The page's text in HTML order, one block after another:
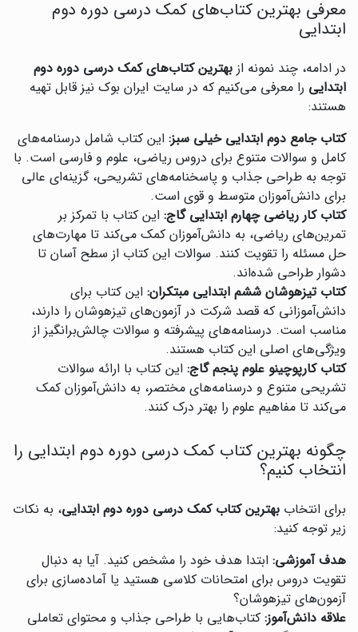
معرفی بهترین کتاب‌های کمک درسی دوره دوم
ابتدایی
در ادامه، چند نمونه از بهترین کتاب‌های کمک درسی دوره دوم
ابتدایی را معرفی می‌کنیم که در سایت ایران بوک نیز قابل تهیه
هستند:
کتاب جامع دوم ابتدایی خیلی سبز: این کتاب شامل درسنامه‌های
کامل و سوالات متنوع برای دروس ریاضی، علوم و فارسی است. با
توجه به طراحی جذاب و پاسخنامه‌های تشریحی، گزینه‌ای عالی
برای دانش‌آموزان متوسط و قوی است.
کتاب کار ریاضی چهارم ابتدایی گاج: این کتاب با تمرکز بر
تمرین‌های ریاضی، به دانش‌آموزان کمک می‌کند تا مهارت‌های
حل مسئله را تقویت کنند. سوالات این کتاب از سطح آسان تا
دشوار طراحی شده‌اند.
کتاب تیزهوشان ششم ابتدایی مبتکران: این کتاب برای
دانش‌آموزانی که قصد شرکت در آزمون‌های تیزهوشان را دارند،
مناسب است. درسنامه‌های پیشرفته و سوالات چالش‌برانگیز از
ویژگی‌های اصلی این کتاب هستند.
کتاب کارپوچینو علوم پنجم گاج: این کتاب با ارائه سوالات
تشریحی متنوع و درسنامه‌های مختصر، به دانش‌آموزان کمک
می‌کند تا مفاهیم علوم را بهتر درک کنند.
چگونه بهترین کتاب کمک درسی دوره دوم ابتدایی را
انتخاب کنیم؟
برای انتخاب بهترین کتاب کمک درسی دوره دوم ابتدایی، به نکات
زیر توجه کنید:
هدف آموزشی: ابتدا هدف خود را مشخص کنید. آیا به دنبال
تقویت دروس برای امتحانات کلاسی هستید یا آماده‌سازی برای
آزمون‌های تیزهوشان؟
علاقه دانش‌آموز: کتاب‌هایی با طراحی جذاب و محتوای تعاملی